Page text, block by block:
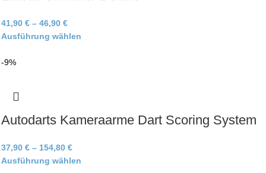
41,90 € – 46,90 €
Ausführung wählen
-9%
Autodarts Kameraarme Dart Scoring System
37,90 € – 154,80 €
Ausführung wählen